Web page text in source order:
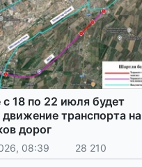
18 по 22 июля будет
движение транспорта на
дорог
08:39 28 210